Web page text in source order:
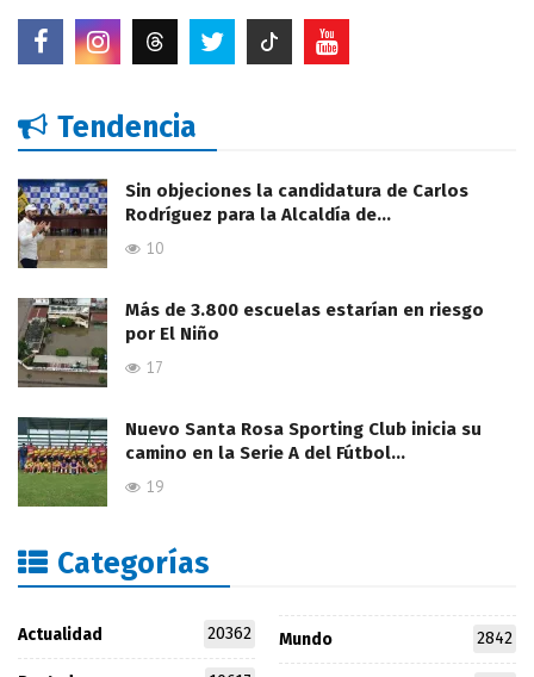
Tendencia
Sin objeciones la candidatura de Carlos
Rodríguez para la Alcaldía de…
10
Más de 3.800 escuelas estarían en riesgo
por El Niño
17
Nuevo Santa Rosa Sporting Club inicia su
camino en la Serie A del Fútbol…
19
Categorías
Actualidad 20362 Mundo 2842